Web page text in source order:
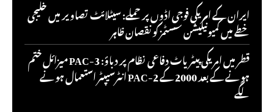
ایران کے امریکی فوجی اڈوں پر حملے: سیٹلائٹ تصاویر میں خلیجی
خطے میں کمیونیکیشن سسٹمز کو نقصان ظاہر
قطر میں امریکی پیٹریاٹ دفاعی نظام پر دباؤ: PAC-3 میزائل ختم
ہونے کے بعد 2000 کے PAC-2 انٹرسیپٹر استعمال ہونے
لگے